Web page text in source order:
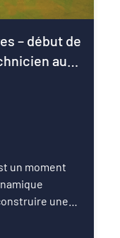
– début de
au
un moment
une